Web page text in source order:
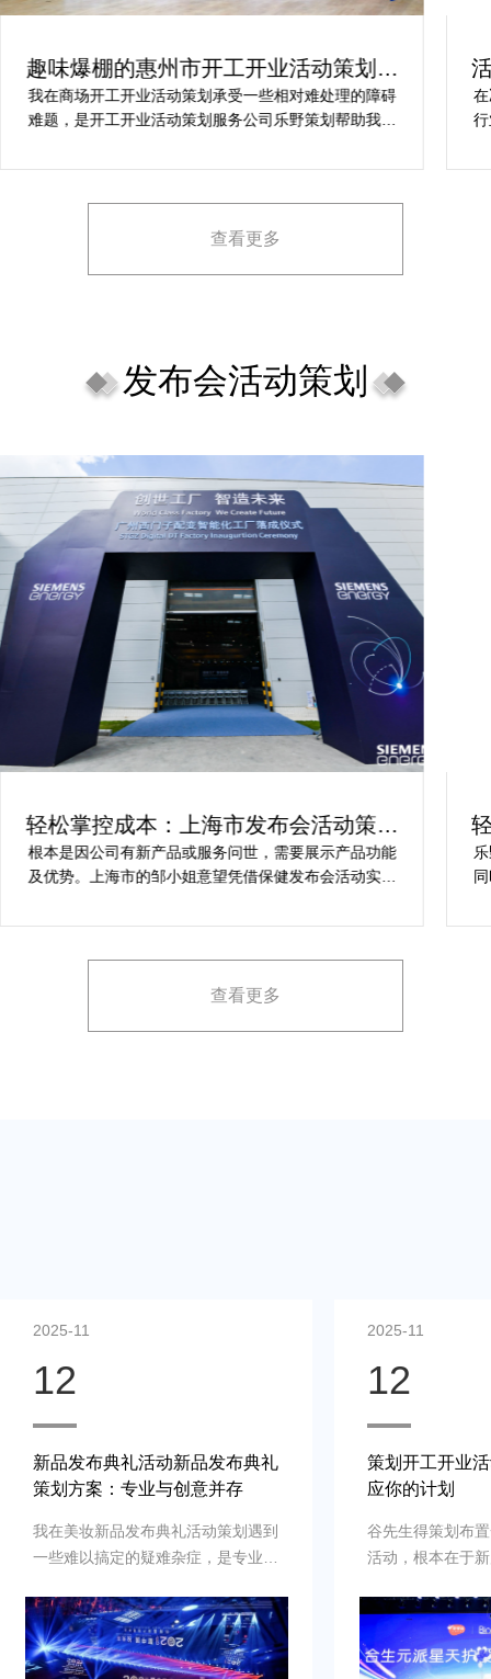
趣味爆棚的惠州市开工开业活动策划方
案精选
我在商场开工开业活动策划承受一些相对难处理的障碍
难题，是开工开业活动策划服务公司乐野策划帮助我完
场开工开业活动策划堪称完美，下次有计划还会选择乐
查看更多
发布会活动策划
轻松掌控成本：上海市发布会活动策划
方案指南
根本是因公司有新产品或服务问世，需要展示产品功能
及优势。上海市的邹小姐意望凭借保健发布会活动实现
占有率。在策划时间里却遇到这些难题缺乏专业的产品
展示方案，以最大化媒体报道和消费者关注。
查看更多
2025-11
12
新品发布典礼活动新品发布典礼
策划方案：专业与创意并存
我在美妆新品发布典礼活动策划遇到
一些难以搞定的疑难杂症，是专业新
助我完成，而且也是设计构想有创
意，重点考虑设计安排，整个美妆新
品发布典礼活动策划完美对应，下次
2025-11
12
策划开工开业
应你的计划
谷先生得策划布
活动，根本在于
并营造良好的品
到：增加曝光度
体，提高知名度